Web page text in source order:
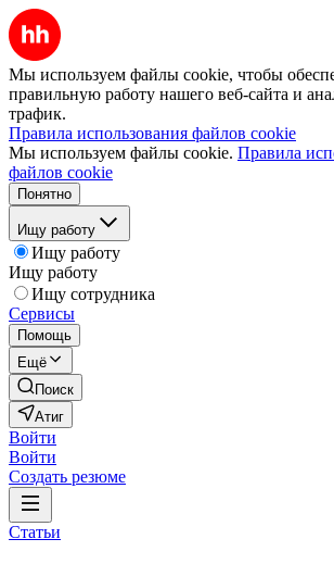
Мы используем файлы cookie, чтобы
правильную работу нашего веб-сайта и
трафик.
Правила использования файлов cookie
Мы используем файлы cookie. Правила
файлов cookie
Понятно
Ищу работу
Ищу работу
Ищу работу
Ищу сотрудника
Сервисы
Помощь
Ещё
Поиск
Атиг
Войти
Войти
Создать резюме
Статьи